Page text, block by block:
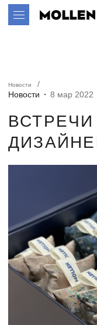
Новости
Новости 8 мар 2022
ВСТРЕЧИ